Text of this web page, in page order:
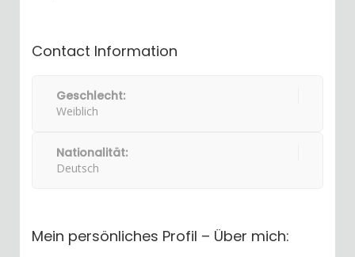
Contact Information
Geschlecht:
Weiblich
Nationalität:
Deutsch
Mein persönliches Profil – Über mich: